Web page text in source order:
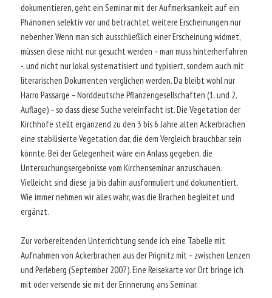
dokumentieren, geht ein Seminar mit der Aufmerksamkeit auf ein
Phänomen selektiv vor und betrachtet weitere Erscheinungen nur
nebenher. Wenn man sich ausschließlich einer Erscheinung widmet,
müssen diese nicht nur gesucht werden – man muss hinterherfahren
-, und nicht nur lokal systematisiert und typisiert, sondern auch mit
literarischen Dokumenten verglichen werden. Da bleibt wohl nur
Harro Passarge – Norddeutsche Pflanzengesellschaften (1. und 2.
Auflage) – so dass diese Suche vereinfacht ist. Die Vegetation der
Kirchhöfe stellt ergänzend zu den 3 bis 6 Jahre alten Ackerbrachen
eine stabilisierte Vegetation dar, die dem Vergleich brauchbar sein
könnte. Bei der Gelegenheit wäre ein Anlass gegeben, die
Untersuchungsergebnisse vom Kirchenseminar anzuschauen.
Vielleicht sind diese ja bis dahin ausformuliert und dokumentiert.
Wie immer nehmen wir alles wahr, was die Brachen begleitet und
ergänzt.
Zur vorbereitenden Unterrichtung sende ich eine Tabelle mit
Aufnahmen von Ackerbrachen aus der Prignitz mit – zwischen Lenzen
und Perleberg (September 2007). Eine Reisekarte vor Ort bringe ich
mit oder versende sie mit der Erinnerung ans Seminar.